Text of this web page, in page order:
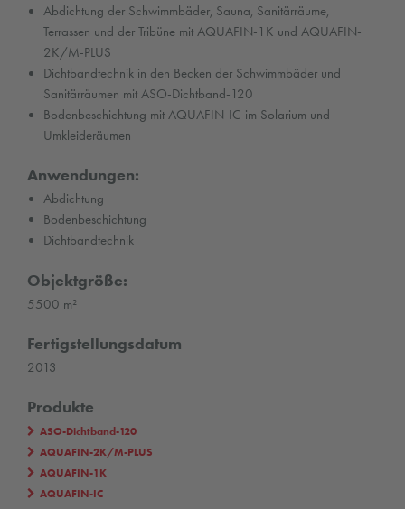
Abdichtung der Schwimmbäder, Sauna, Sanitärräume,
Terrassen und der Tribüne mit AQUAFIN-1K und AQUAFIN-
2K/M-PLUS
Dichtbandtechnik in den Becken der Schwimmbäder und
Sanitärräumen mit ASO-Dichtband-120
Bodenbeschichtung mit AQUAFIN-IC im Solarium und
Umkleideräumen
Anwendungen:
Abdichtung
Bodenbeschichtung
Dichtbandtechnik
Objektgröße:
5500 m²
Fertigstellungsdatum
2013
Produkte
ASO-Dichtband-120
AQUAFIN-2K/M-PLUS
AQUAFIN-1K
AQUAFIN-IC